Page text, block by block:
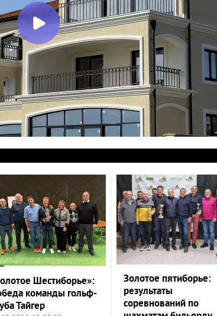
Шестиборье»:
команды гольф-
Тайгер
Золотое пятиборье:
результаты
соревнований по